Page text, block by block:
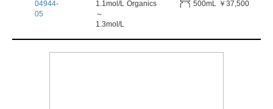
04944-
05
1.1mol/L
～
1.3mol/L
Organics 500mL ￥37,500